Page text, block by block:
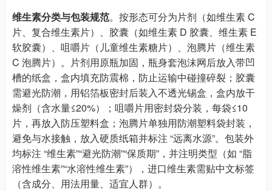
维生素分类与包装规范。按形态可分为片剂（如维生素 C
片、复合维生素片）、胶囊（如维生素 D 胶囊、维生素 E
软胶囊）、咀嚼片（儿童维生素糖片）、泡腾片（维生素
C 泡腾片）。片剂用原瓶加固，瓶身套泡沫网后放入带凹
槽的纸盒，盒内填充防震棉，防止运输中碰撞碎裂；胶囊
需避光防潮，用铝箔板密封后装入不透光锡盒，盒内放干
燥剂（含水量≤20%）；咀嚼片用密封袋分装，每袋≤10
片，再放入防压塑料盒；泡腾片单独用防潮塑料袋封装，
避免与水接触，放入硬质纸箱并标注 “远离水源”。包装外
均标注 “维生素”“避光防潮”“保质期”，并注明类型（如 “脂
溶性维生素”“水溶性维生素”），进口维生素需贴中文标签
（含成分、用法用量、适宜人群）。​